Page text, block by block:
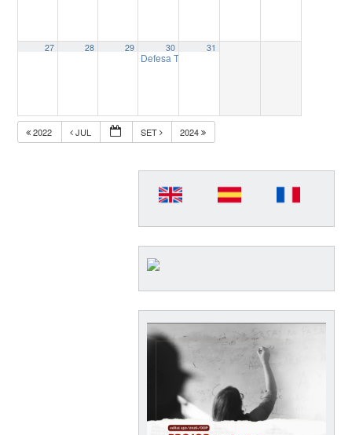
27 28 29 30
Defesa Tese: “A legitimidade do jornalismo
31
2022 JUL SET 2024